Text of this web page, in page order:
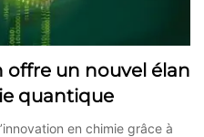
offre un nouvel élan
quantique
en chimie grâce à